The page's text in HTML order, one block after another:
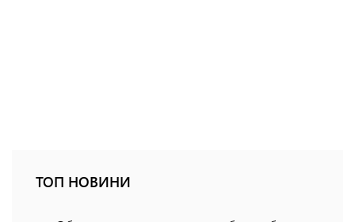
ТОП НОВИНИ